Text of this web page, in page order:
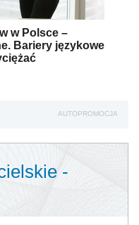
w Polsce –
Bariery językowe
AUTOPROMOCJA
-